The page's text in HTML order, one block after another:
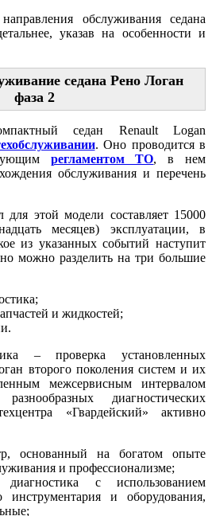
обслуживания седана
указав на особенности и
седана Рено Логан
фаза 2
седан Renault Logan
. Оно проводится в
регламентом ТО, в нем
обслуживания и перечень
этой модели составляет 15000
месяцев) эксплуатации, в
из указанных событий наступит
можно разделить на три большие
и жидкостей;
– проверка установленных
второго поколения систем и их
межсервисным интервалом
диагностических
«Гвардейский» активно
основанный на богатом опыте
и профессионализме;
диагностика с использованием
инструментария и оборудования,